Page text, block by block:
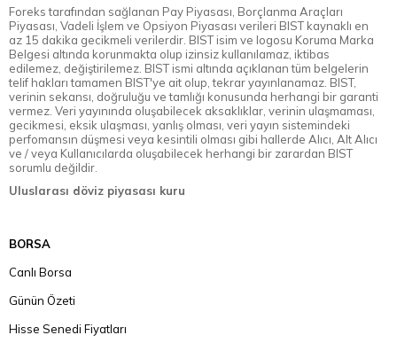
Foreks tarafından sağlanan Pay Piyasası, Borçlanma Araçları
Piyasası, Vadeli İşlem ve Opsiyon Piyasası verileri BIST kaynaklı en
az 15 dakika gecikmeli verilerdir. BIST isim ve logosu Koruma Marka
Belgesi altında korunmakta olup izinsiz kullanılamaz, iktibas
edilemez, değiştirilemez. BIST ismi altında açıklanan tüm belgelerin
telif hakları tamamen BIST'ye ait olup, tekrar yayınlanamaz. BIST,
verinin sekansı, doğruluğu ve tamlığı konusunda herhangi bir garanti
vermez. Veri yayınında oluşabilecek aksaklıklar, verinin ulaşmaması,
gecikmesi, eksik ulaşması, yanlış olması, veri yayın sistemindeki
perfomansın düşmesi veya kesintili olması gibi hallerde Alıcı, Alt Alıcı
ve / veya Kullanıcılarda oluşabilecek herhangi bir zarardan BIST
sorumlu değildir.
Uluslarası döviz piyasası kuru
BORSA
Canlı Borsa
Günün Özeti
Hisse Senedi Fiyatları